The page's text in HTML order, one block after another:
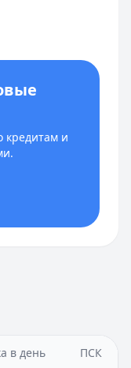
кредитам и
в день ПСК